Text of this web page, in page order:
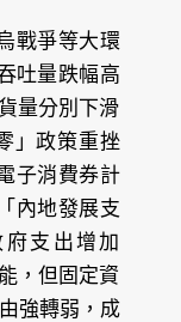
戰爭等大環
吐量跌幅高
量分別下滑
」政策重挫
子消費券計
內地發展支
支出增加
，但固定資
強轉弱，成